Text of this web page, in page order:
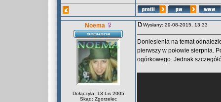
Noema
Dołączyła: 13 Lis 2005
Skąd: Zgorzelec
Wysłany: 29-08-2015, 13:33
Doniesienia na temat
pierwszy w połowie sierpnia.
ogórkowego. Jednak